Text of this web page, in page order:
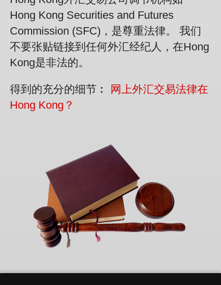
Hong Kong Securities and Futures
Commission (SFC)，是尊重法律。 我们
不要张贴链接到任何外汇经纪人，在Hong
Kong是非法的。
得到的充分的细节︰
网上外汇交易法律在
Hong Kong？